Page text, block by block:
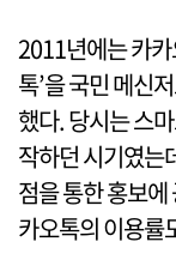
2011년에는 카
톡’을 국민 메신
했다. 당시는 스
작하던 시기였는
점을 통한 홍보
카오톡의 이용률